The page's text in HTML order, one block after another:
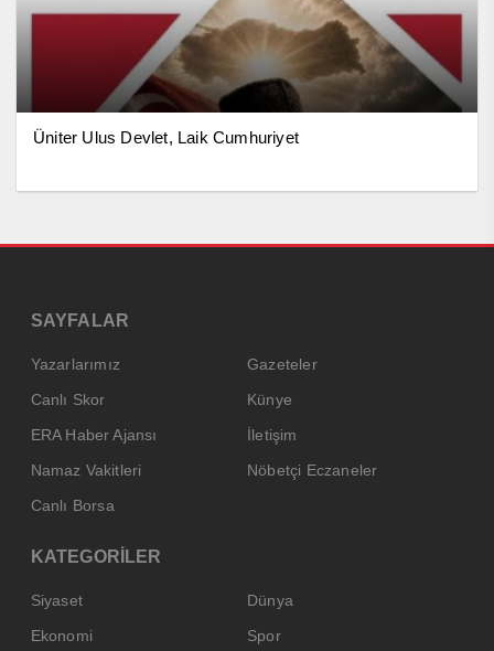
Üniter Ulus Devlet, Laik Cumhuriyet
SAYFALAR
Yazarlarımız
Gazeteler
Canlı Skor
Künye
ERA Haber Ajansı
İletişim
Namaz Vakitleri
Nöbetçi Eczaneler
Canlı Borsa
KATEGORİLER
Siyaset
Dünya
Ekonomi
Spor